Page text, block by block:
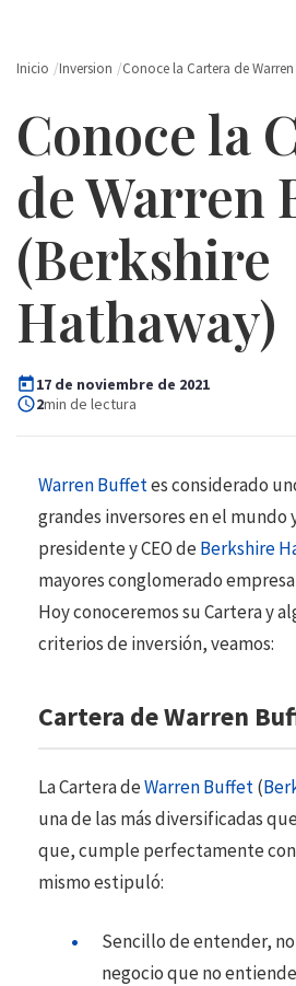
Inicio Inversion Conoce la Cartera de
Conoce la
de Warren
(Berkshire
Hathaway)
17 de noviembre de 2021
2min de lectura
Warren Buffetes considerado
grandes inversores en el mundo
presidente y CEO deBerkshire
mayores conglomerado
Hoy conoceremos su Cartera y
criterios de inversión, veamos:
Cartera de Warren
La Cartera deWarren Buffet(
una de las más diversificadas
que, cumple perfectamente
mismo estipuló:
Sencillo de entender,
negocio que no